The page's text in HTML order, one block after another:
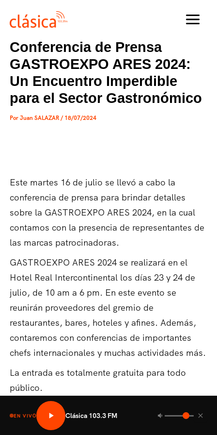
Conferencia de Prensa
GASTROEXPO ARES 2024:
Un Encuentro Imperdible
para el Sector Gastronómico
PorJuan SALAZAR/18/07/2024
Este martes 16 de julio se llevó a cabo la
conferencia de prensa para brindar detalles
sobre la GASTROEXPO ARES 2024, en la cual
contamos con la presencia de representantes de
las marcas patrocinadoras.
GASTROEXPO ARES 2024 se realizará en el
Hotel Real Intercontinental los días 23 y 24 de
julio, de 10 am a 6 pm. En este evento se
reunirán proveedores del gremio de
restaurantes, bares, hoteles y afines. Además,
contaremos con conferencias de importantes
chefs internacionales y muchas actividades más.
La entrada es totalmente gratuita para todo
público.
EN VIVO Clásica 103.3 FM